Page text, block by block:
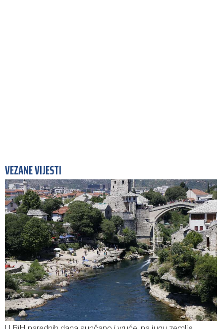
VEZANE VIJESTI